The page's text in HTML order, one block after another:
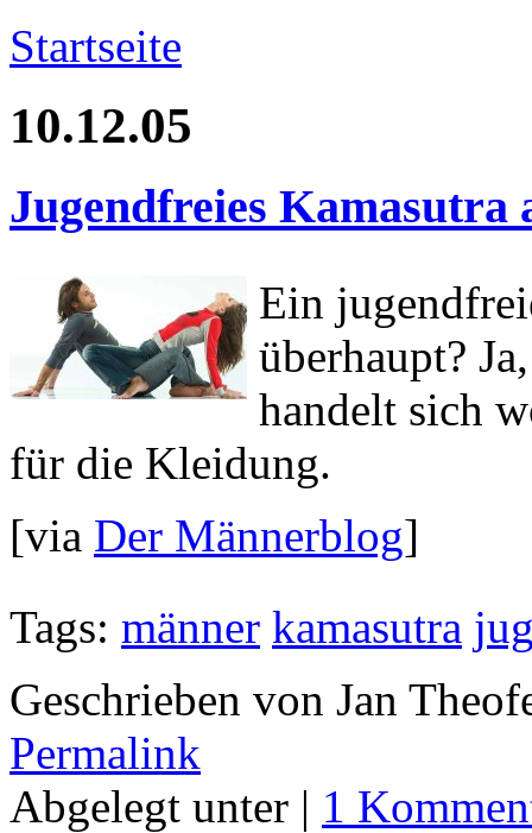
Startseite
10.12.05
Jugendfreies
Ein
überhaupt?
handelt sich
für die Kleidung.
[via Der Männerblog]
Tags: männer kamasutra
Geschrieben von Jan
Permalink
Abgelegt unter | 1